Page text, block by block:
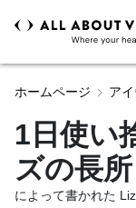
ホームページ ア
1日使い
ズの長
によって書かれた